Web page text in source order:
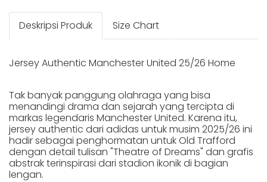
Deskripsi Produk Size Chart
Jersey Authentic Manchester United 25/26 Home
Tak banyak panggung olahraga yang bisa
menandingi drama dan sejarah yang tercipta di
markas legendaris Manchester United. Karena itu,
jersey authentic dari adidas untuk musim 2025/26 ini
hadir sebagai penghormatan untuk Old Trafford
dengan detail tulisan "Theatre of Dreams" dan grafis
abstrak terinspirasi dari stadion ikonik di bagian
lengan.